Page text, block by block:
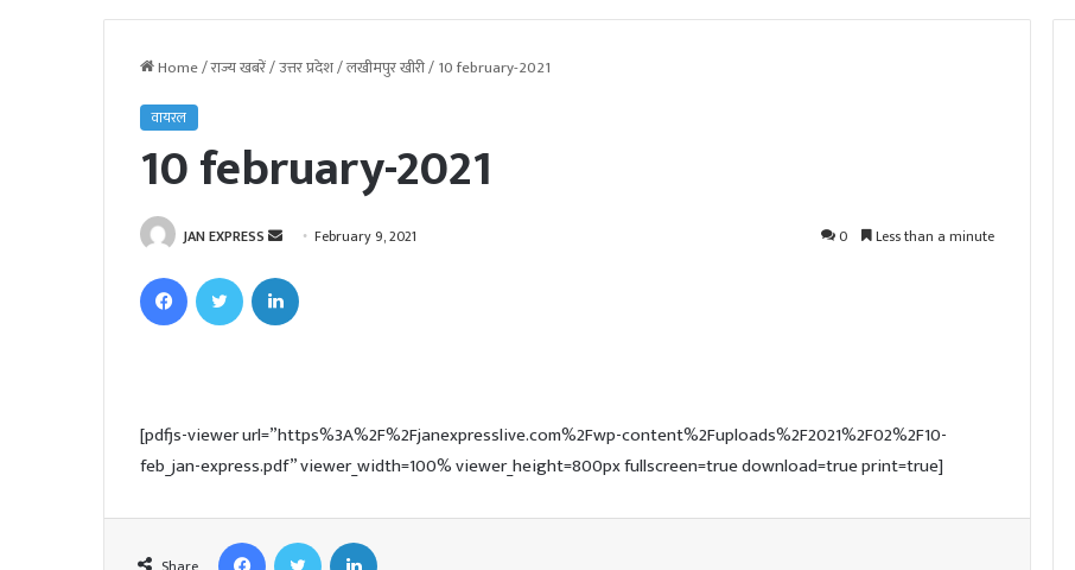
Home/राज्य खबरें/उत्तर प्रदेश/लखीमपुर खीरी/10 february-2021
वायरल
10 february-2021
JAN EXPRESS
d
m
a
l
February 9, 2021 0 Less than a minute
[pdfjs-viewer url=”https%3A%2F%2Fjanexpresslive.com%2Fwp-content%2Fuploads%2F2021%2F02%2F10-
feb_jan-express.pdf” viewer_width=100% viewer_height=800px fullscreen=true download=true print=true]